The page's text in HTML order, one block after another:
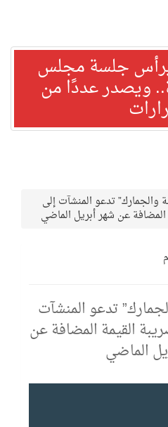
جلسة مجلس
ويصدر عددًا من
والجمارك” تدعو المنشآت إلى
عن شهر أبريل الماضي
تدعو المنشآت
القيمة المضافة عن
الماضي